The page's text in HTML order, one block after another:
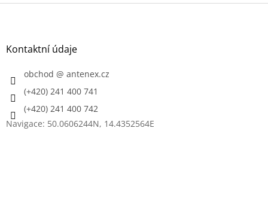
Z
Kontaktní údaje
obchod @ antenex.cz
(+420) 241 400 741
(+420) 241 400 742
Navigace: 50.0606244N, 14.4352564E